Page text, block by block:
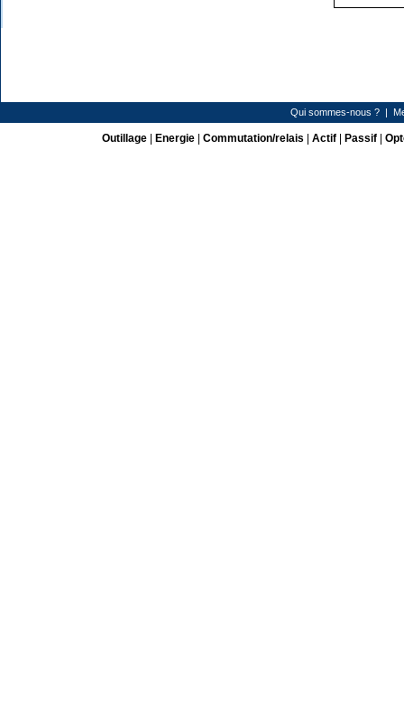
Qui sommes-nous ? |
Outillage| Energie| Commutation/relais Actif| Passif|